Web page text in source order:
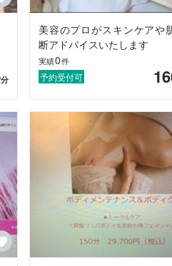
結婚」などもお話しております。
美容のプロがスキンケアや
断アドバイスいたします
実績0件
予約受付可